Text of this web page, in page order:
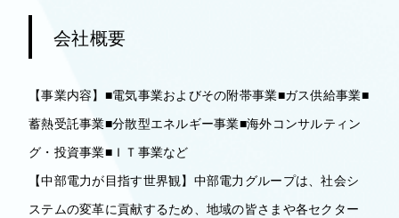
会社概要
【事業内容】■電気事業およびその附帯事業■ガス供給事業■
蓄熱受託事業■分散型エネルギー事業■海外コンサルティン
グ・投資事業■ＩＴ事業など
【中部電力が目指す世界観】中部電力グループは、社会シ
ステムの変革に貢献するため、地域の皆さまや各セクター